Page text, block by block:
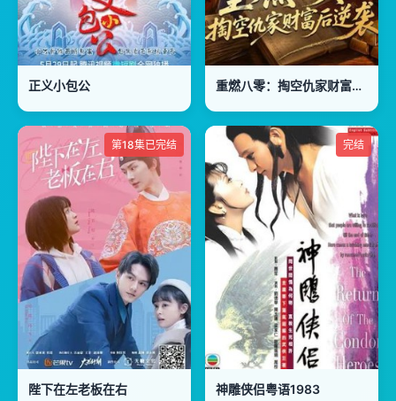
正义小包公 重燃八零：掏空仇家财富后逆袭
第18集已完结
陛下在左老板在右
完结
神雕侠侣粤语1983